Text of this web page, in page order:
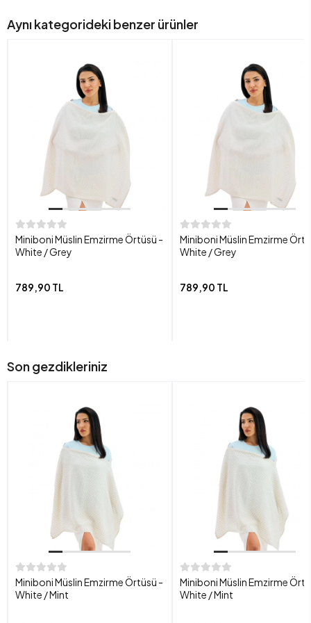
Aynı kategorideki benzer ürünler
Miniboni Müslin Emzirme Örtüsü -
White / Grey
789,90 TL
Miniboni Müslin Emzirme
White / Grey
789,90 TL
Son gezdikleriniz
Miniboni Müslin Emzirme Örtüsü -
White / Mint
Miniboni Müslin Emzirme
White / Mint